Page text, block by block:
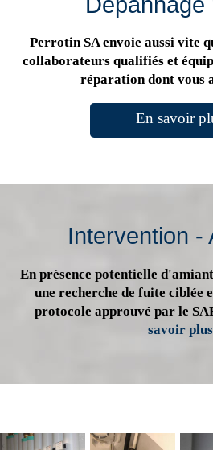
Perrotin SA envoie aussi vite
collaborateurs qualifiés et
réparation dont vous
En savoir
Intervention -
En présence potentielle
une recherche de fuite ciblée
protocole approuvé par le
savoir plus